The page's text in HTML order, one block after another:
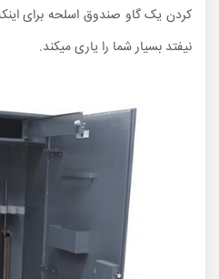
کردن یک گاو صندوق اسلحه برای
نیفتد بسیار شما را یاری میکند.